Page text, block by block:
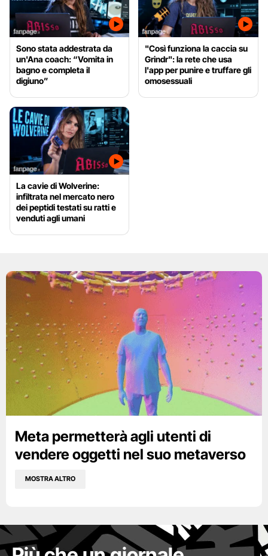
Sono stata addestrata da
un'Ana coach: “Vomita in
bagno e completa il
digiuno”
"Così funziona la caccia su
Grindr": la rete che usa
l'app per punire e truffare gli
omosessuali
La cavie di Wolverine:
infiltrata nel mercato nero
dei peptidi testati su ratti e
venduti agli umani
Meta permetterà agli utenti di
vendere oggetti nel suo metaverso
MOSTRA ALTRO